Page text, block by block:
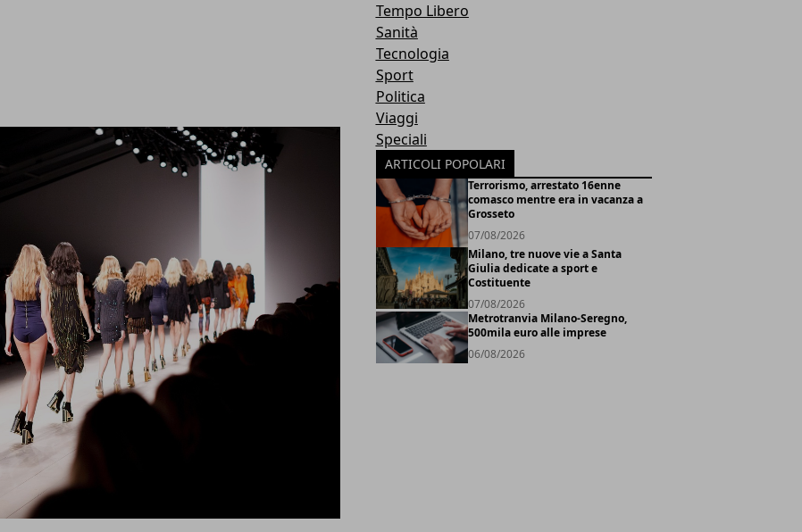
Tempo Libero
Sanità
Tecnologia
Sport
Politica
Viaggi
Speciali
ARTICOLI POPOLARI
Terrorismo, arrestato 16enne
comasco mentre era in vacanza a
Grosseto
07/08/2026
Milano, tre nuove vie a Santa
Giulia dedicate a sport e
Costituente
07/08/2026
Metrotranvia Milano-Seregno,
500mila euro alle imprese
06/08/2026